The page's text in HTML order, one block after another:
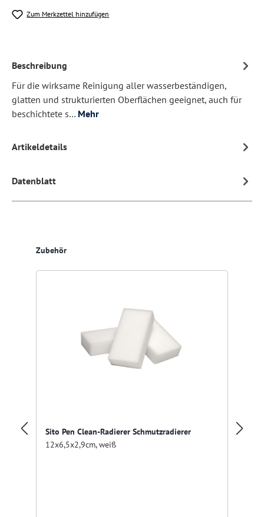
Zum Merkzettel hinzufügen
Beschreibung
Für die wirksame Reinigung aller wasserbeständigen,
glatten und strukturierten Oberflächen geeignet, auch für
beschichtete s… Mehr
Artikeldetails
Datenblatt
Produktgalerie überspringen
Zubehör
Sito Pen Clean-Radierer Schmutzradierer
12x6,5x2,9cm, weiß